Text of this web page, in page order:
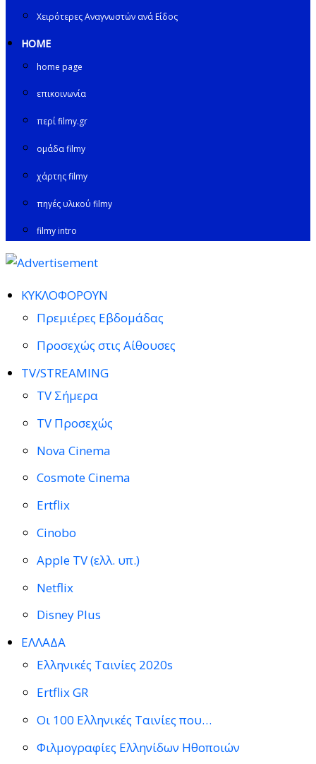
Χειρότερες Αναγνωστών ανά Είδος
HOME
home page
επικοινωνία
περί filmy.gr
ομάδα filmy
χάρτης filmy
πηγές υλικού filmy
filmy intro
ΚΥΚΛΟΦΟΡΟΥΝ
Πρεμιέρες Εβδομάδας
Προσεχώς στις Αίθουσες
TV/STREAMING
TV Σήμερα
TV Προσεχώς
Nova Cinema
Cosmote Cinema
Ertflix
Cinobo
Apple TV (ελλ. υπ.)
Netflix
Disney Plus
ΕΛΛΑΔΑ
Ελληνικές Ταινίες 2020s
Ertflix GR
Οι 100 Ελληνικές Ταινίες που…
Φιλμογραφίες Ελληνίδων Ηθοποιών